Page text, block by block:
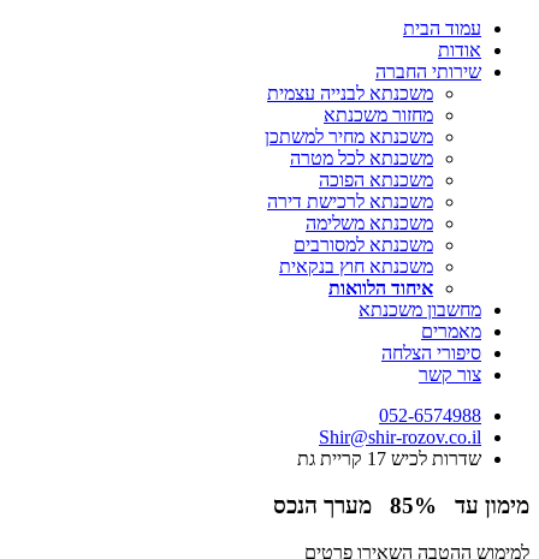
עמוד הבית
אודות
שירותי החברה
משכנתא לבנייה עצמית
מחזור משכנתא
משכנתא מחיר למשתכן
משכנתא לכל מטרה
משכנתא הפוכה
משכנתא לרכישת דירה
משכנתא משלימה
משכנתא למסורבים
משכנתא חוץ בנקאית
איחוד הלוואות
מחשבון משכנתא
מאמרים
סיפורי הצלחה
צור קשר
052-6574988
Shir@shir-rozov.co.il
שדרות לכיש 17 קריית גת
מימון עד 85% מערך הנכס
למימוש ההטבה השאירו פרטים